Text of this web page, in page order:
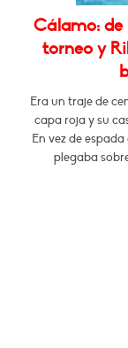
Cálamo: de
torneo y
Era un traje de
capa roja y su
En vez de
plegaba